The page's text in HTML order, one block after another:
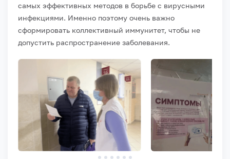
самых эффективных методов в борьбе с вирусными
инфекциями. Именно поэтому очень важно
сформировать коллективный иммунитет, чтобы не
допустить распространение заболевания.